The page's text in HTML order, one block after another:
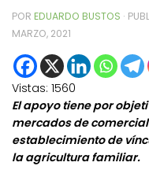
POR EDUARDO BUSTOS ·
MARZO, 2021
Vistas: 1560
El apoyo tiene por
mercados de
establecimiento de
la agricultura familiar.